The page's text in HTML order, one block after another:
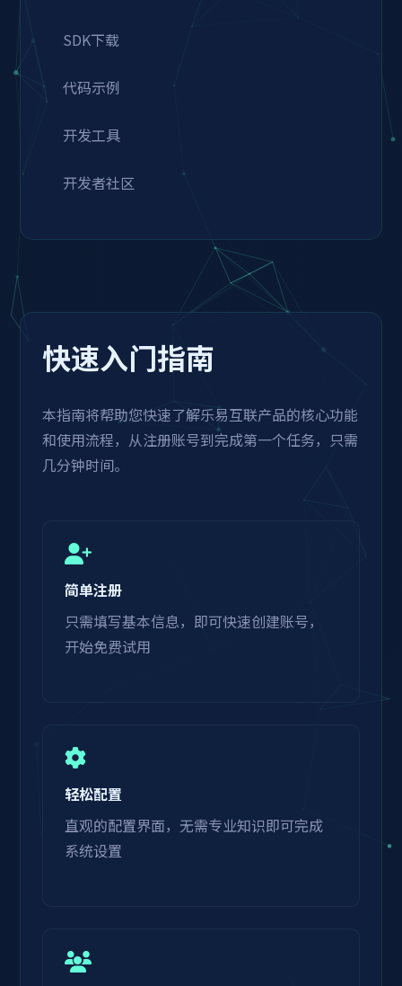
SDK下载
代码示例
开发工具
开发者社区
快速入门指南
本指南将帮助您快速了解乐易互联产品的核心功能
和使用流程，从注册账号到完成第一个任务，只需
几分钟时间。
简单注册
只需填写基本信息，即可快速创建账号，
开始免费试用
轻松配置
直观的配置界面，无需专业知识即可完成
系统设置